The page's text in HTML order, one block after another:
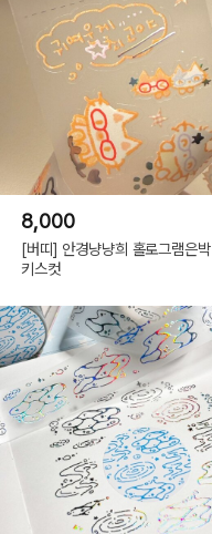
8,000
[버띠] 안경냥냥희 홀로그램은박
키스컷